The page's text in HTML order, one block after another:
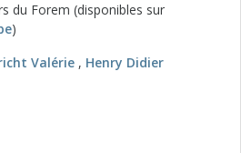
du Forem (disponibles sur
)
Valérie , Henry Didier